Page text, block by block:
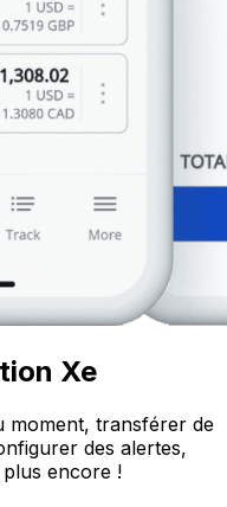
Xe
moment, transférer de
des alertes,
encore !